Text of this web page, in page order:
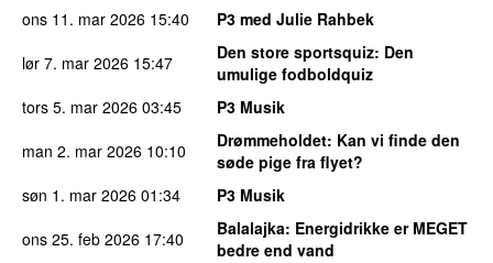
ons 11. mar 2026 15:40
P3 med Julie Rahbek
lør 7. mar 2026 15:47 Den store sportsquiz: Den
umulige fodboldquiz
tors 5. mar 2026 03:45
P3 Musik
man 2. mar 2026 10:10 Drømmeholdet: Kan vi finde den
søde pige fra flyet?
søn 1. mar 2026 01:34
P3 Musik
ons 25. feb 2026 17:40 Balalajka: Energidrikke er MEGET
bedre end vand